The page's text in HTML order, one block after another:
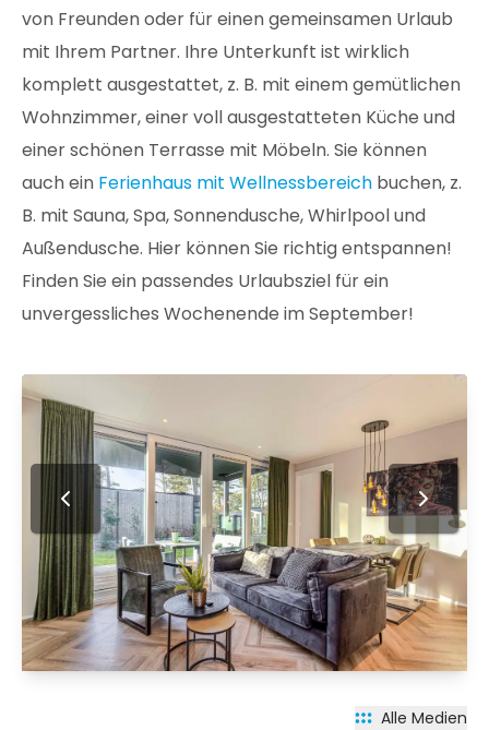
von Freunden oder für einen gemeinsamen Urlaub
mit Ihrem Partner. Ihre Unterkunft ist wirklich
komplett ausgestattet, z. B. mit einem gemütlichen
Wohnzimmer, einer voll ausgestatteten Küche und
einer schönen Terrasse mit Möbeln. Sie können
auch ein Ferienhaus mit Wellnessbereich buchen, z.
B. mit Sauna, Spa, Sonnendusche, Whirlpool und
Außendusche. Hier können Sie richtig entspannen!
Finden Sie ein passendes Urlaubsziel für ein
unvergessliches Wochenende im September!
Alle Medien